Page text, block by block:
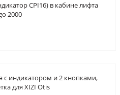
CPI16) в кабине лифта
2000
с индикатором и 2 кнопками,
для XIZI Otis